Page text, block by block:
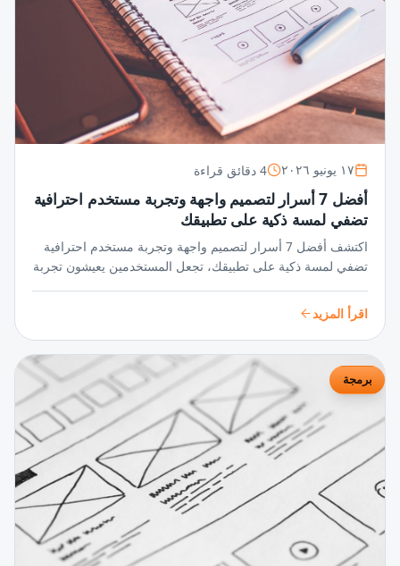
١٧ يونيو ٢٠٢٦ 4 دقائق قراءة
أفضل 7 أسرار لتصميم واجهة وتجربة مستخدم احترافية
تضفي لمسة ذكية على تطبيقك
اكتشف أفضل 7 أسرار لتصميم واجهة وتجربة مستخدم احترافية
تضفي لمسة ذكية على تطبيقك، تجعل المستخدمين يعيشون تجربة
اقرأ المزيد
برمجة